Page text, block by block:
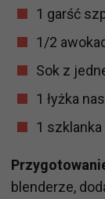
1 garść
1/2
Sok z
1 łyżka
1
blenderze,